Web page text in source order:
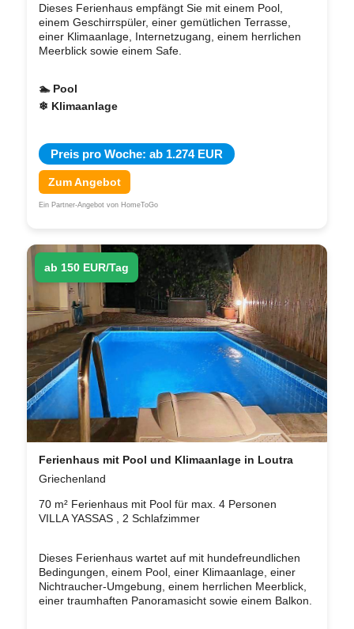
Dieses Ferienhaus empfängt Sie mit einem Pool,
einem Geschirrspüler, einer gemütlichen Terrasse,
einer Klimaanlage, Internetzugang, einem herrlichen
Meerblick sowie einem Safe.
🏊 Pool
❄ Klimaanlage
Preis pro Woche: ab 1.274 EUR
Zum Angebot
Ein Partner-Angebot von HomeToGo
ab 150 EUR/Tag
Ferienhaus mit Pool und Klimaanlage in Loutra
Griechenland
70 m² Ferienhaus mit Pool für max. 4 Personen
VILLA YASSAS , 2 Schlafzimmer
Dieses Ferienhaus wartet auf mit hundefreundlichen
Bedingungen, einem Pool, einer Klimaanlage, einer
Nichtraucher-Umgebung, einem herrlichen Meerblick,
einer traumhaften Panoramasicht sowie einem Balkon.